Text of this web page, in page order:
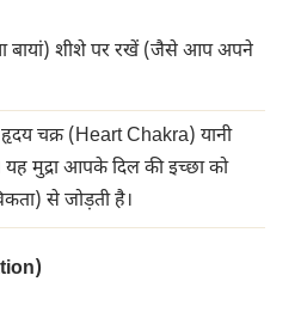
बायां) शीशे पर रखें (जैसे आप अपने
चक्र (Heart Chakra) यानी
यह मुद्रा आपके दिल की इच्छा को
से जोड़ती है।